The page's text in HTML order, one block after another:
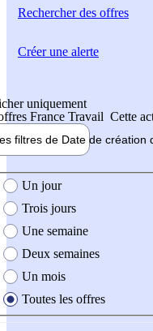
Rechercherdes offres
uniquement
France Travail Cette
filtres de Date de création
création de l'offre
Un jour
Trois jours
Une semaine
Deux semaines
Un mois
Toutes les offres
Créer une alerte